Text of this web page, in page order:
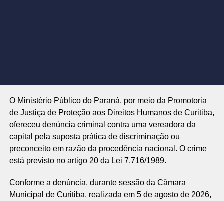
O Ministério Público do Paraná, por meio da Promotoria
de Justiça de Proteção aos Direitos Humanos de Curitiba,
ofereceu denúncia criminal contra uma vereadora da
capital pela suposta prática de discriminação ou
preconceito em razão da procedência nacional. O crime
está previsto no artigo 20 da Lei 7.716/1989.
Conforme a denúncia, durante sessão da Câmara
Municipal de Curitiba, realizada em 5 de agosto de 2026,